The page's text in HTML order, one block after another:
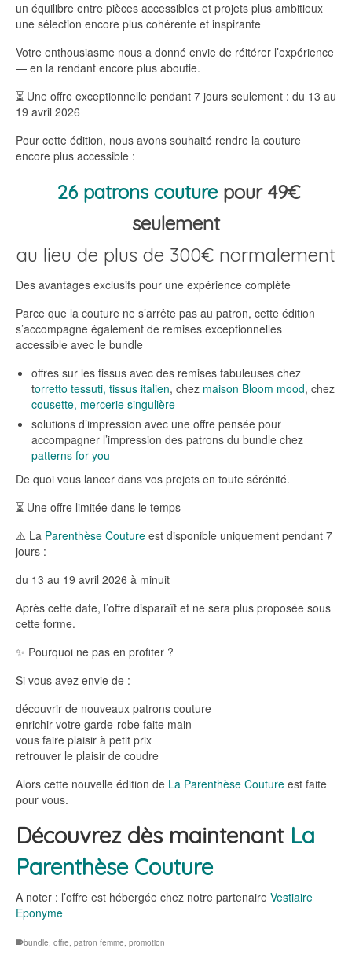
un équilibre entre pièces accessibles et projets plus ambitieux
une sélection encore plus cohérente et inspirante
Votre enthousiasme nous a donné envie de réitérer l’expérience
— en la rendant encore plus aboutie.
⏳ Une offre exceptionnelle pendant 7 jours seulement : du 13 au
19 avril 2026
Pour cette édition, nous avons souhaité rendre la couture
encore plus accessible :
26 patrons couture pour 49€
seulement
au lieu de plus de 300€ normalement
Des avantages exclusifs pour une expérience complète
Parce que la couture ne s’arrête pas au patron, cette édition
s’accompagne également de remises exceptionnelles
accessible avec le bundle
offres sur les tissus avec des remises fabuleuses chez
torretto tessuti, tissus italien, chez maison Bloom mood, chez
cousette, mercerie singulière
solutions d’impression avec une offre pensée pour
accompagner l’impression des patrons du bundle chez
patterns for you
De quoi vous lancer dans vos projets en toute sérénité.
⏳ Une offre limitée dans le temps
⚠️ La Parenthèse Couture est disponible uniquement pendant 7
jours :
du 13 au 19 avril 2026 à minuit
Après cette date, l’offre disparaît et ne sera plus proposée sous
cette forme.
✨ Pourquoi ne pas en profiter ?
Si vous avez envie de :
découvrir de nouveaux patrons couture
enrichir votre garde-robe faite main
vous faire plaisir à petit prix
retrouver le plaisir de coudre
Alors cette nouvelle édition de La Parenthèse Couture est faite
pour vous.
Découvrez dès maintenant La
Parenthèse Couture
A noter : l’offre est hébergée chez notre partenaire Vestiaire
Eponyme
bundle, offre, patron femme, promotion